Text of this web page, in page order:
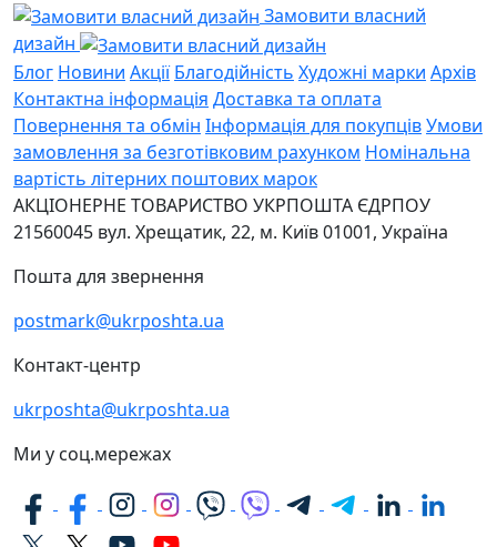
Замовити власний
дизайн
Блог Новини Акції Благодійність Художні марки Архів
Контактна інформація Доставка та оплата
Повернення та обмін Інформація для покупцівУмови
замовлення за безготівковим рахунком Номінальна
вартість літерних поштових марок
АКЦІОНЕРНЕ ТОВАРИСТВО УКРПОШТА ЄДРПОУ
21560045 вул. Хрещатик, 22, м. Київ01001, Україна
Пошта для звернення
postmark@ukrposhta.ua
Контакт-центр
ukrposhta@ukrposhta.ua
Ми у соц.мережах